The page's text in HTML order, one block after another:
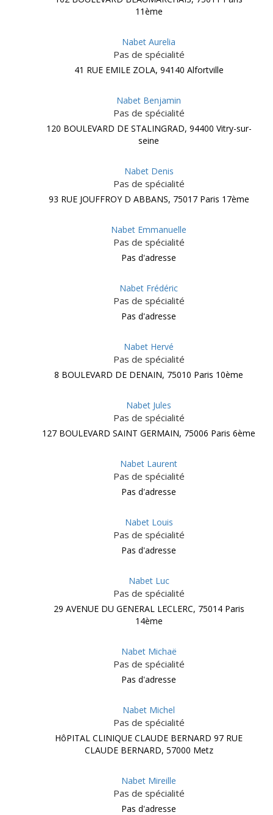
11ème
Nabet Aurelia
Pas de spécialité
41 RUE EMILE ZOLA, 94140 Alfortville
Nabet Benjamin
Pas de spécialité
120 BOULEVARD DE STALINGRAD, 94400 Vitry-sur-
seine
Nabet Denis
Pas de spécialité
93 RUE JOUFFROY D ABBANS, 75017 Paris 17ème
Nabet Emmanuelle
Pas de spécialité
Pas d'adresse
Nabet Frédéric
Pas de spécialité
Pas d'adresse
Nabet Hervé
Pas de spécialité
8 BOULEVARD DE DENAIN, 75010 Paris 10ème
Nabet Jules
Pas de spécialité
127 BOULEVARD SAINT GERMAIN, 75006 Paris 6ème
Nabet Laurent
Pas de spécialité
Pas d'adresse
Nabet Louis
Pas de spécialité
Pas d'adresse
Nabet Luc
Pas de spécialité
29 AVENUE DU GENERAL LECLERC, 75014 Paris
14ème
Nabet Michaë
Pas de spécialité
Pas d'adresse
Nabet Michel
Pas de spécialité
HôPITAL CLINIQUE CLAUDE BERNARD 97 RUE
CLAUDE BERNARD, 57000 Metz
Nabet Mireille
Pas de spécialité
Pas d'adresse